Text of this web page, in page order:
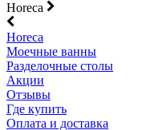
Horeca
Horeca
Моечные ванны
Разделочные столы
Акции
Отзывы
Где купить
Оплата и доставка